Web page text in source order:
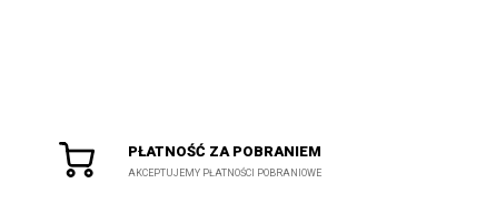
PŁATNOŚĆ ZA POBRANIEM
AKCEPTUJEMY PŁATNOŚCI POBRANIOWE